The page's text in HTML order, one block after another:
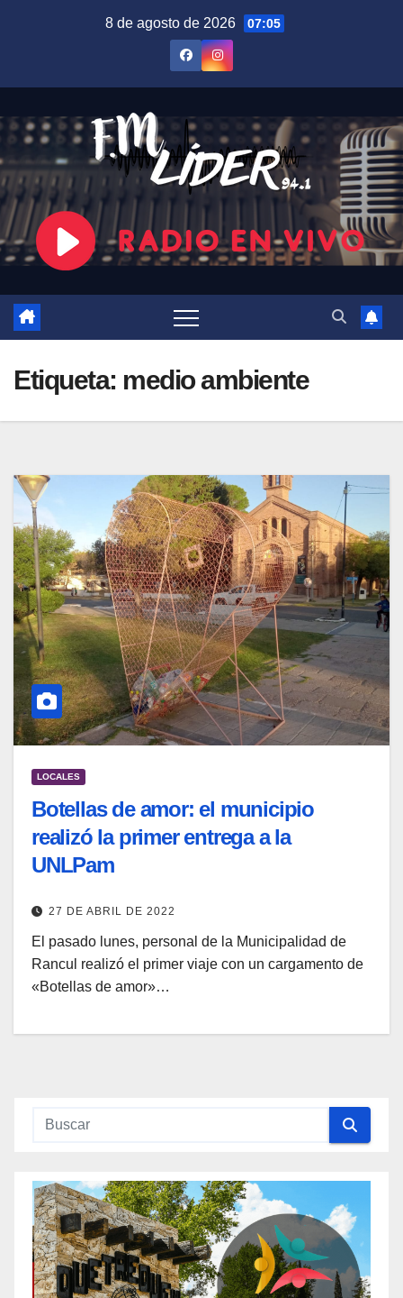
8 de agosto de 2026 07:05
Etiqueta: medio ambiente
LOCALES
Botellas de amor: el municipio
realizó la primer entrega a la
UNLPam
27 DE ABRIL DE 2022
El pasado lunes, personal de la Municipalidad de
Rancul realizó el primer viaje con un cargamento de
«Botellas de amor»…